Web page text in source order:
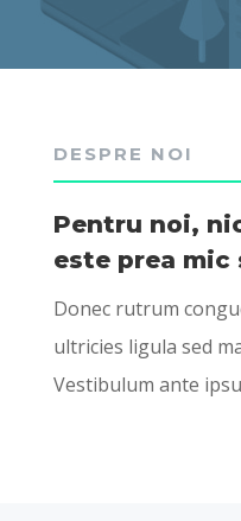
DESPRE NOI
Pentru noi,
este prea mic
Donec rutrum
ultricies ligula sed
Vestibulum ante